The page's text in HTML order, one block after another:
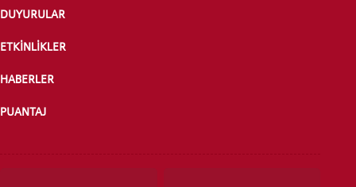
DUYURULAR
ETKİNLİKLER
HABERLER
PUANTAJ